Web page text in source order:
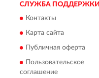
СЛУЖБА ПОДДЕРЖКИ
Контакты
Карта сайта
Публичная оферта
Пользовательское
соглашение